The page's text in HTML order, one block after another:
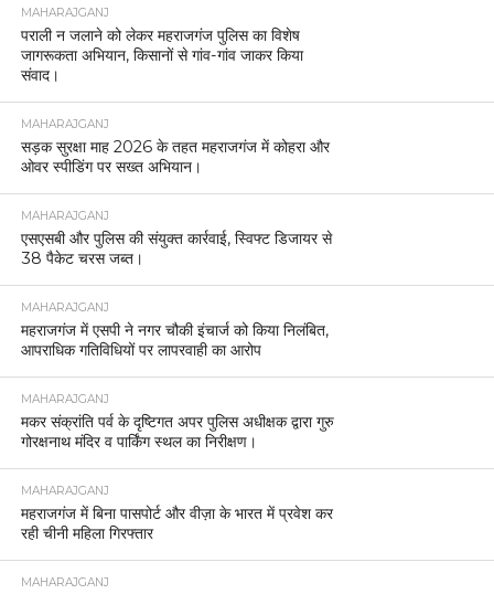
MAHARAJGANJ
पराली न जलाने को लेकर महराजगंज पुलिस का विशेष
जागरूकता अभियान, किसानों से गांव-गांव जाकर किया
संवाद।
MAHARAJGANJ
सड़क सुरक्षा माह 2026 के तहत महराजगंज में कोहरा और
ओवर स्पीडिंग पर सख्त अभियान।
MAHARAJGANJ
एसएसबी और पुलिस की संयुक्त कार्रवाई, स्विफ्ट डिजायर से
38 पैकेट चरस जब्त।
MAHARAJGANJ
महराजगंज में एसपी ने नगर चौकी इंचार्ज को किया निलंबित,
आपराधिक गतिविधियों पर लापरवाही का आरोप
MAHARAJGANJ
मकर संक्रांति पर्व के दृष्टिगत अपर पुलिस अधीक्षक द्वारा गुरु
गोरक्षनाथ मंदिर व पार्किंग स्थल का निरीक्षण।
MAHARAJGANJ
महराजगंज में बिना पासपोर्ट और वीज़ा के भारत में प्रवेश कर
रही चीनी महिला गिरफ्तार
MAHARAJGANJ